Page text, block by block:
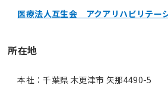
医療法人互生会 アクアリハビリテー
所在地
本社：千葉県 木更津市 矢那4490-5